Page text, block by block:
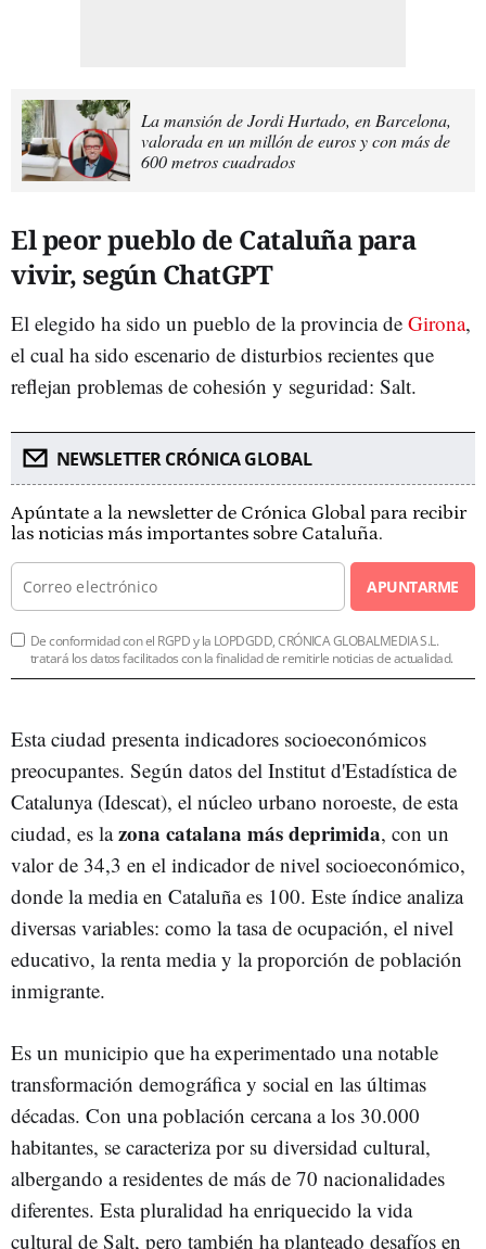
La mansión de Jordi Hurtado, en Barcelona,
valorada en un millón de euros y con más de
600 metros cuadrados
El peor pueblo de Cataluña para
vivir, según ChatGPT
El elegido ha sido un pueblo de la provincia de Girona,
el cual ha sido escenario de disturbios recientes que
reflejan problemas de cohesión y seguridad: Salt.
NEWSLETTER CRÓNICA GLOBAL
Apúntate a la newsletter de Crónica Global para recibir
las noticias más importantes sobre Cataluña.
APUNTARME
De conformidad con el RGPD y la LOPDGDD, CRÓNICA GLOBALMEDIA S.L.
tratará los datos facilitados con la finalidad de remitirle noticias de actualidad.
Esta ciudad presenta indicadores socioeconómicos
preocupantes. Según datos del Institut d'Estadística de
Catalunya (Idescat), el núcleo urbano noroeste, de esta
ciudad, es lazona catalana más deprimida, con un
valor de 34,3 en el indicador de nivel socioeconómico,
donde la media en Cataluña es 100. Este índice analiza
diversas variables: como la tasa de ocupación, el nivel
educativo, la renta media y la proporción de población
inmigrante.
Es un municipio que ha experimentado una notable
transformación demográfica y social en las últimas
décadas. Con una población cercana a los 30.000
habitantes, se caracteriza por su diversidad cultural,
albergando a residentes de más de 70 nacionalidades
diferentes. Esta pluralidad ha enriquecido la vida
cultural de Salt, pero también ha planteado desafíos en